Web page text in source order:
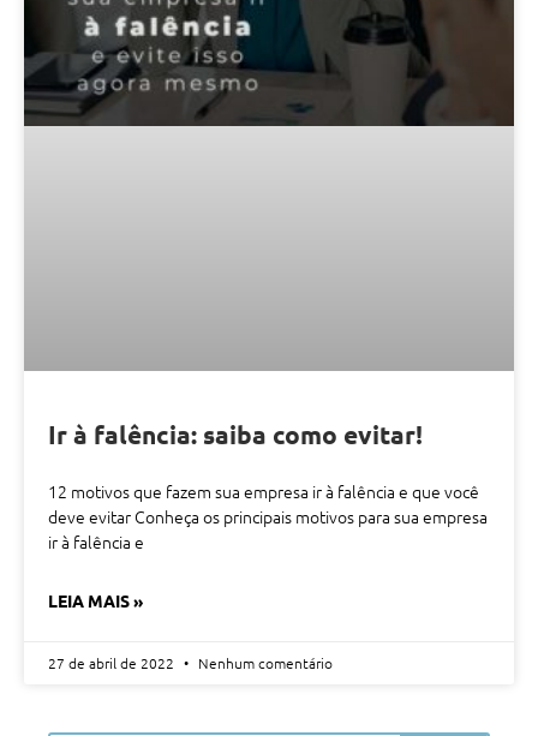
Ir à falência: saiba como evitar!
12 motivos que fazem sua empresa ir à falência e que você
deve evitar Conheça os principais motivos para sua empresa
ir à falência e
LEIA MAIS »
27 de abril de 2022 Nenhum comentário